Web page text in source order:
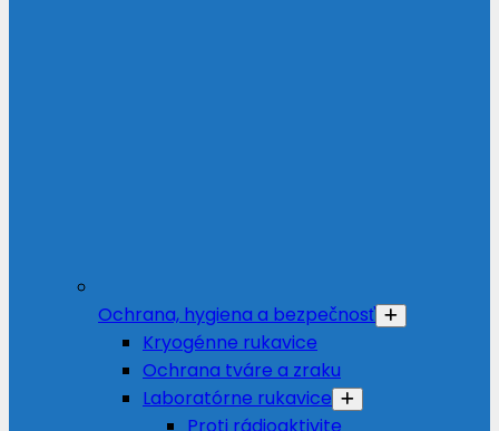
Ochrana, hygiena a bezpečnosť
Kryogénne rukavice
Ochrana tváre a zraku
Laboratórne rukavice